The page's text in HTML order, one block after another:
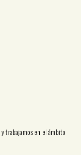
y trabajamos en el ámbito